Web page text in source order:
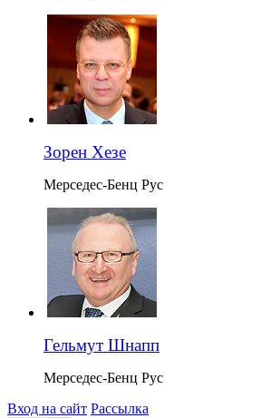
Зорен Хезе
Мерседес-Бенц Рус
Гельмут Шнапп
Мерседес-Бенц Рус
Вход на сайт Рассылка